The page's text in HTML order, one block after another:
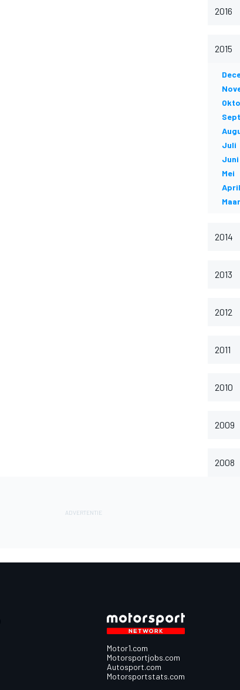
2016
2015
Juli
Juni
Mei
April
2014
2013
2012
2011
2010
2009
2008
Motor1.com
Motorsportjobs.com
Autosport.com
Motorsportstats.com